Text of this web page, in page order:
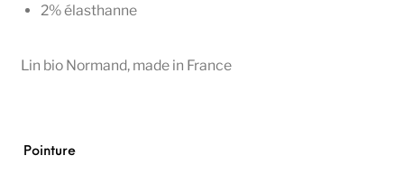
2% élasthanne
Lin bio Normand, made in France
Pointure